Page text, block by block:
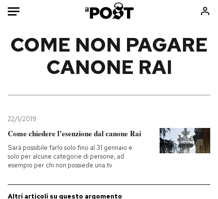
Mondo
Tecnologia
Internet
Scienza
Cultura
Sport
Libri
Ok Boomer!
Media
COME NON PAGARE
CANONE RAI
22/1/2019
Come chiedere l’esenzione dal canone Rai
Sarà possibile farlo solo fino al 31 gennaio e
solo per alcune categorie di persone, ad
esempio per chi non possiede una tv
Altri articoli su questo argomento